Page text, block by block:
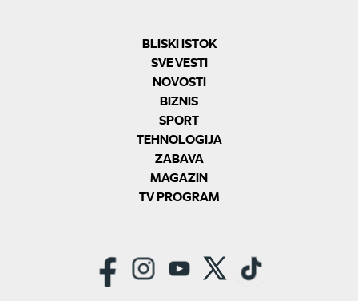
BLISKI ISTOK
SVE VESTI
NOVOSTI
BIZNIS
SPORT
TEHNOLOGIJA
ZABAVA
MAGAZIN
TV PROGRAM